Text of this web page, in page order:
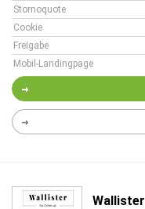
Stornoquote
Cookie
Freigabe
Mobil-Landingpage
Wallister